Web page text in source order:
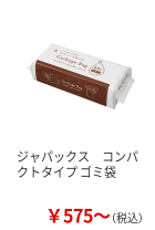
ジャパックス コンパ
クトタイプ ゴミ袋
￥575～（税込）